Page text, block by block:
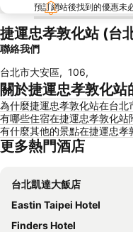
預訂網站後找到的優惠未
捷運忠孝敦化站 (台
聯絡我們
台北市大安區, 106,
關於捷運忠孝敦化站
為什麼捷運忠孝敦化站在台北
有哪些住宿在捷運忠孝敦化站
有什麼其他的景點在捷運忠孝
更多熱門酒店
台北凱達大飯店
Eastin Taipei Hotel
Finders Hotel